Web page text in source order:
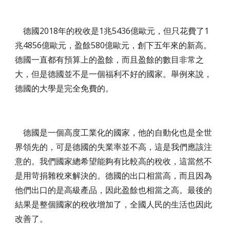
德國2018年的稅收是1兆5436億歐元，但只花費了1
兆4856億歐元，盈餘580億歐元，創下五年來的新高。
德國一直都有預算上的盈餘，而且盈餘的數目非常之
大，但是德國並不是一個福利不好的國家。舉例來說，
德國的大學是完全免費的。
德國是一個高度工業化的國家，他的自動化也是全世
界領先的，可是德國的失業率並不高，這是我們應該注
意的。我們國家總希望能夠有比較高的稅收，這當然不
是用苛捐雜稅來解決的。德國的出口相當高，而且因為
他們出口的是高級產品，因此盈餘也相當之高。最後的
結果是整個國家的稅收增加了，全國人民的生活也因此
改善了。